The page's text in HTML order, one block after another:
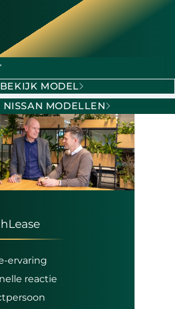
*
BEKIJK MODEL
NISSAN MODELLEN
ervaring
reactie